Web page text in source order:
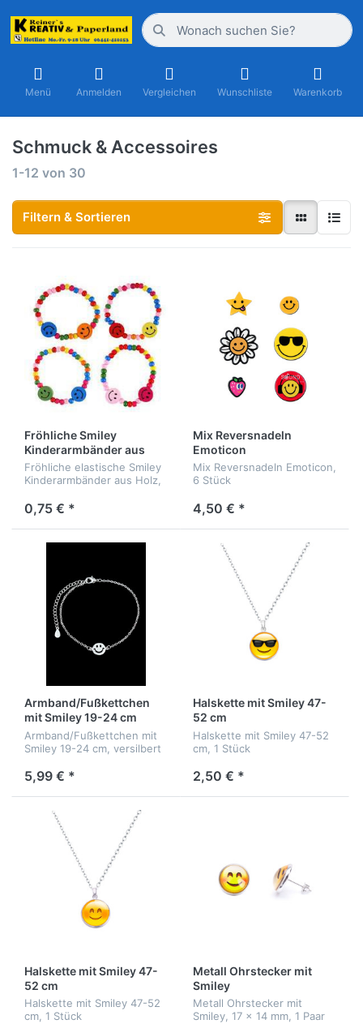
Menü Anmelden Vergleichen Wunschliste Warenkorb
Schmuck & Accessoires
1-12 von 30
Filtern & Sortieren
Fröhliche Smiley
Kinderarmbänder aus
Holz
Fröhliche elastische Smiley
Kinderarmbänder aus Holz,
0,75 € *
Mix Reversnadeln
Emoticon
Mix Reversnadeln Emoticon,
6 Stück
4,50 € *
Armband/Fußkettchen
mit Smiley 19-24 cm
Armband/Fußkettchen mit
Smiley 19-24 cm, versilbert
5,99 € *
Halskette mit Smiley 47-
52 cm
Halskette mit Smiley 47-52
cm, 1 Stück
2,50 € *
Halskette mit Smiley 47-
52 cm
Halskette mit Smiley 47-52
cm, 1 Stück
Metall Ohrstecker mit
Smiley
Metall Ohrstecker mit
Smiley, 17 x 14 mm, 1 Paar